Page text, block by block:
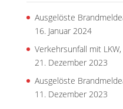
Ausgelöste
16. Januar 2024
Verkehrsunfall mit
21. Dezember 2023
Ausgelöste
11. Dezember 2023